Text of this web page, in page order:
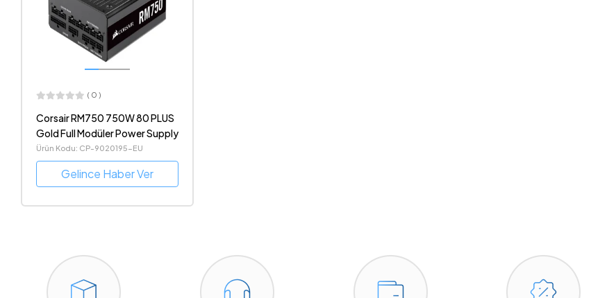
( 0 )
Corsair RM750 750W 80 PLUS
Gold Full Modüler Power Supply
Ürün Kodu: CP-9020195-EU
Gelince Haber Ver